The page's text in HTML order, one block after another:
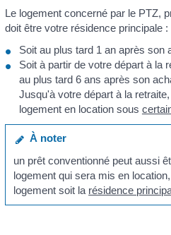
Le logement concerné par le PTZ,
doit être votre résidence principale :
Soit au plus tard 1 an après son
Soit à partir de votre départ à la
au plus tard 6 ans après son
Jusqu'à votre départ à la
logement en location sous
À noter
un prêt conventionné peut aussi
logement qui sera mis en
logement soit la résidence